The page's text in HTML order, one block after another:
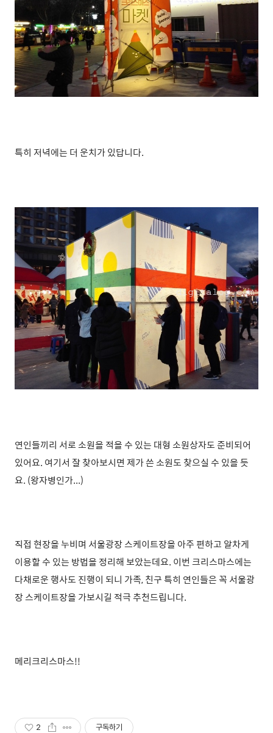
특히 저녁에는 더 운치가 있답니다.
연인들끼리 서로 소원을 적을 수 있는 대형 소원상자도 준비되어
있어요. 여기서 잘 찾아보시면 제가 쓴 소원도 찾으실 수 있을 듯
요. (왕자병인가...)
직접 현장을 누비며 서울광장 스케이트장을 아주 편하고 알차게
이용할 수 있는 방법을 정리해 보았는데요. 이번 크리스마스에는
다채로운 행사도 진행이 되니 가족, 친구 특히 연인들은 꼭 서울광
장 스케이트장을 가보시길 적극 추천드립니다.
메리크리스마스!!
2 구독하기